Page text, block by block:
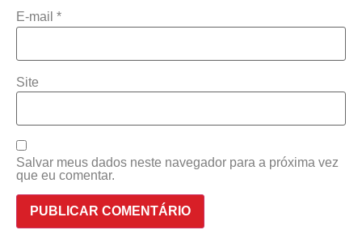
E-mail *
Site
Salvar meus dados neste navegador para a próxima vez
que eu comentar.